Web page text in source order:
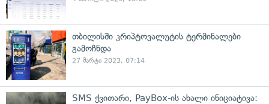
თბილისში კრიპტოვალუტის ტერმინალები
გამოჩნდა
27 მარტი 2023, 07:14
SMS ქვითარი, PayBox-ის ახალი ინიციატივა: